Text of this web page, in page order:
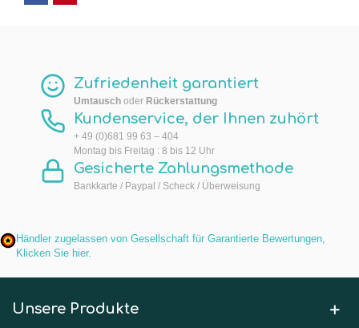
Zufriedenheit garantiert
Umtausch oder Rückerstattung
Kundenservice, der Ihnen zuhört
+ 49 (0)681 99 63 – 404
Montag bis Freitag : 8 bis 12 Uhr
Gesicherte Zahlungsmethode
Bankkarte / Paypal / Scheck / Überweisung
Händler zugelassen von Gesellschaft für Garantierte Bewertungen,
Klicken Sie hier.
Unsere Produkte